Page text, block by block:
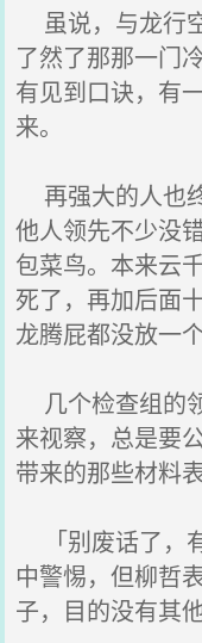
虽说，与龙行
了然了那那一门
有见到口诀，有
来。
再强大的人也
他人领先不少没
包菜鸟。本来云
死了，再加后面
龙腾屁都没放一
几个检查组的
来视察，总是要
带来的那些材料
「别废话了，
中警惕，但柳哲
子，目的没有其